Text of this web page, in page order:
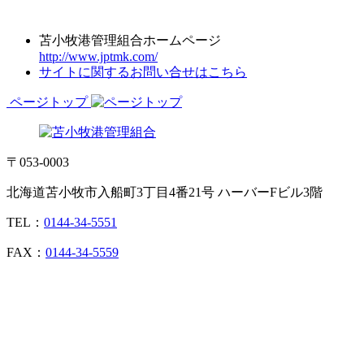
苫小牧港管理組合ホームページ
http://www.jptmk.com/
サイトに関するお問い合せはこちら
ページトップ
〒053-0003
北海道苫小牧市入船町3丁目4番21号 ハーバーFビル3階
TEL： 0144-34-5551
FAX： 0144-34-5559